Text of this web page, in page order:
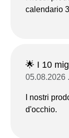
calendario
🌟 I 10
05.08.2026
I nostri
d'occhio.